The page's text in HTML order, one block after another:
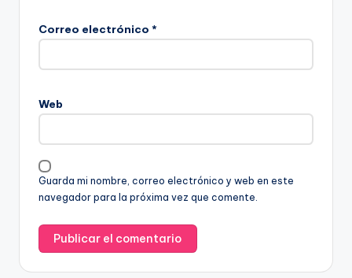
Correo electrónico *
Web
Guarda mi nombre, correo electrónico y web en este
navegador para la próxima vez que comente.